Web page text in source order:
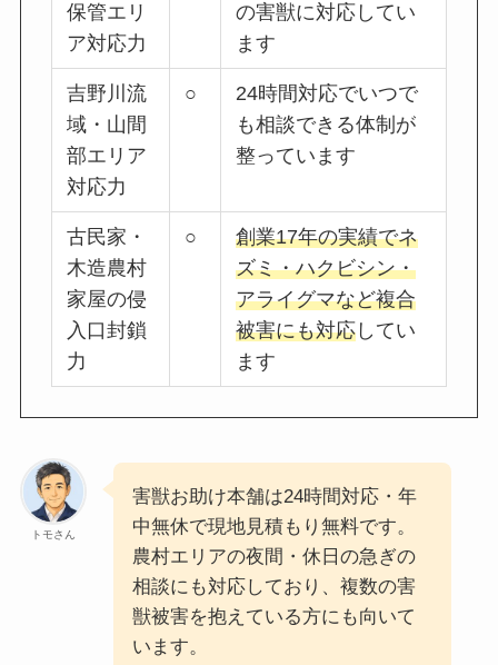
保管エリ
ア対応力
の害獣に対応してい
ます
吉野川流
域・山間
部エリア
対応力
○
24時間対応でいつで
も相談できる体制が
整っています
古民家・
木造農村
家屋の侵
入口封鎖
力
○
創業17年の実績でネ
ズミ・ハクビシン・
アライグマなど複合
被害にも対応 してい
ます
トモさん
害獣お助け本舗は24時間対応・年
中無休で現地見積もり無料です。
農村エリアの夜間・休日の急ぎの
相談にも対応しており、複数の害
獣被害を抱えている方にも向いて
います。